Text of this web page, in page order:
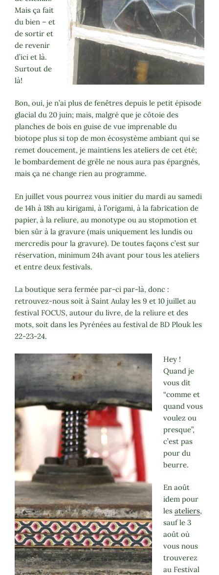
Mais ça fait
du bien – et
de sortir et
de revenir
d’ici et là.
Surtout de
là!
Bon, oui, je n’ai plus de fenêtres depuis le petit épisode
glacial du 20 juin; mais, malgré que je côtoie des
planches de bois en guise de vue imprenable du
biotope plus si top de mon écosystème ambiant qui se
remet doucement, je maintiens les ateliers de cet été;
le bombardement de grêle ne nous aura pas épargnés,
mais ça ne change rien au programme.
En juillet vous pourrez vous initier du mardi au samedi
de 14h à 18h au kirigami, à l’origami, à la fabrication de
papier, à la reliure, au monotype ou au stopmotion et
bien sûr à la gravure (mais uniquement les lundis ou
mercredis pour la gravure). De toutes façons c’est sur
réservation, minimum 24h avant pour tous les ateliers
et entre deux festivals.
La boutique sera fermée par-ci par-là, donc :
retrouvez-nous soit à Saint Aulay les 9 et 10 juillet au
festival FOCUS, autour du livre, de la reliure et des
mots, soit dans les Pyrénées au festival de BD Plouk les
22-23-24.
Hey !
Quand je
vous dit
“comme et
quand vous
voulez ou
presque”,
c’est pas
pour du
beurre.
En août
idem pour
les ateliers,
sauf le 3
août où
vous nous
trouverez
au Festival